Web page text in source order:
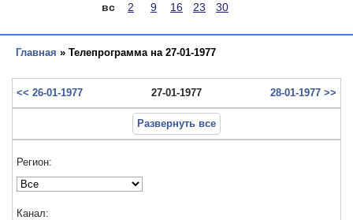
вс
2 9 16 23 30
Главная » Телепрограмма на 27-01-1977
<< 26-01-1977 27-01-1977 28-01-1977 >>
Развернуть все
Регион:
Канал: